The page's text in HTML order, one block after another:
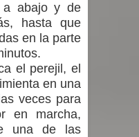
a abajo y de
hasta que
en la parte
el perejil, el
en una
veces para
en marcha,
una de las